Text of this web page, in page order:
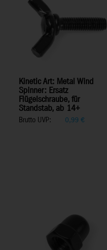
Kinetic Art: Metal Wind
Spinner: Ersatz
Flügelschraube, für
Standstab, ab 14+
Brutto UVP: 0,99 €